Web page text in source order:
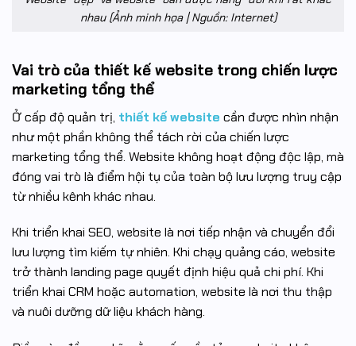
nhau (Ảnh minh họa | Nguồn: Internet)
Vai trò của thiết kế website trong chiến lược
marketing tổng thể
Ở cấp độ quản trị, thiết kế website cần được nhìn nhận
như một phần không thể tách rời của chiến lược
marketing tổng thể. Website không hoạt động độc lập, mà
đóng vai trò là điểm hội tụ của toàn bộ lưu lượng truy cập
từ nhiều kênh khác nhau.
Khi triển khai SEO, website là nơi tiếp nhận và chuyển đổi
lưu lượng tìm kiếm tự nhiên. Khi chạy quảng cáo, website
trở thành landing page quyết định hiệu quả chi phí. Khi
triển khai CRM hoặc automation, website là nơi thu thập
và nuôi dưỡng dữ liệu khách hàng.